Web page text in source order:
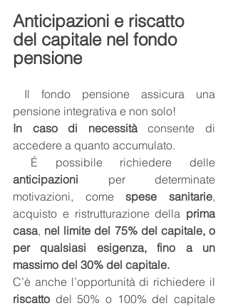
Anticipazioni e riscatto
del capitale nel fondo
pensione
pensione integrativa e non solo!
In caso di necessità consente di
accedere a quanto accumulato.
anticipazioni per determinate
motivazioni, come spese sanitarie,
acquisto e ristrutturazione della prima
casa, nel limite del 75% del capitale, o
per qualsiasi esigenza, fino a un
massimo del 30% del capitale.
riscatto del 50% o 100% del capitale